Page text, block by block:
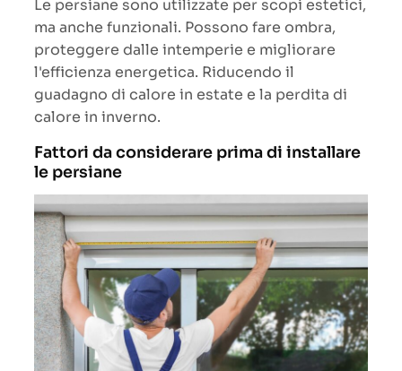
Le persiane sono utilizzate per scopi estetici,
ma anche funzionali. Possono fare ombra,
proteggere dalle intemperie e migliorare
l'efficienza energetica. Riducendo il
guadagno di calore in estate e la perdita di
calore in inverno.
Fattori da considerare prima di installare
le persiane